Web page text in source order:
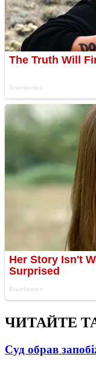
ЧИТАЙТЕ
Суд обрав